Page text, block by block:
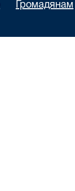
Громадянам